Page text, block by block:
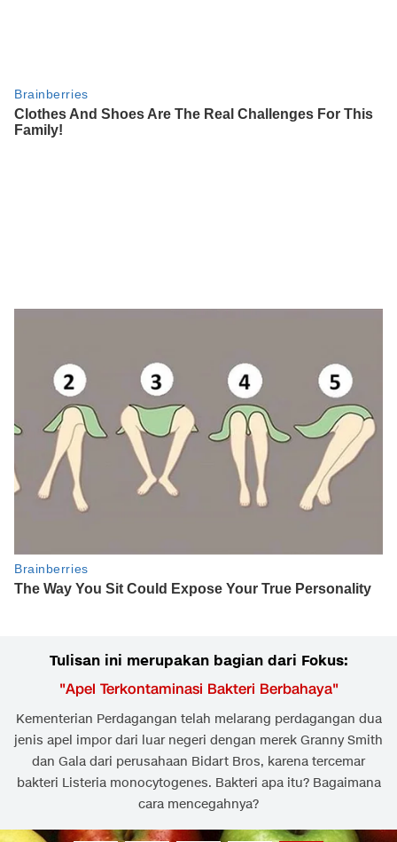
Tulisan ini merupakan bagian dari Fokus:
"Apel Terkontaminasi Bakteri Berbahaya"
Kementerian Perdagangan telah melarang perdagangan dua
jenis apel impor dari luar negeri dengan merek Granny Smith
dan Gala dari perusahaan Bidart Bros, karena tercemar
bakteri Listeria monocytogenes. Bakteri apa itu? Bagaimana
cara mencegahnya?